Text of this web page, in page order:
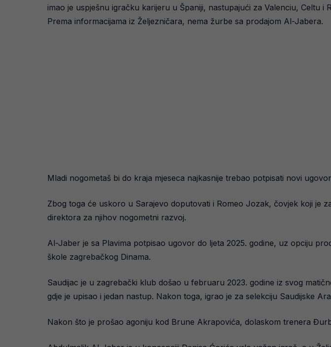
imao je uspješnu igračku karijeru u Španiji, nastupajući za Valenciu, Celtu i
Prema informacijama iz Željezničara, nema žurbe sa prodajom Al-Jabera.
Mladi nogometaš bi do kraja mjeseca najkasnije trebao potpisati novi
Zbog toga će uskoro u Sarajevo doputovati i Romeo Jozak, čovjek koji je
direktora za njihov nogometni razvoj.
Al-Jaber je sa Plavima potpisao ugovor do ljeta 2025. godine, uz opciju
škole zagrebačkog Dinama.
Saudijac je u zagrebački klub došao u februaru 2023. godine iz svog
gdje je upisao i jedan nastup. Nakon toga, igrao je za selekciju Saudijske
Nakon što je prošao agoniju kod Brune Akrapovića, dolaskom trenera